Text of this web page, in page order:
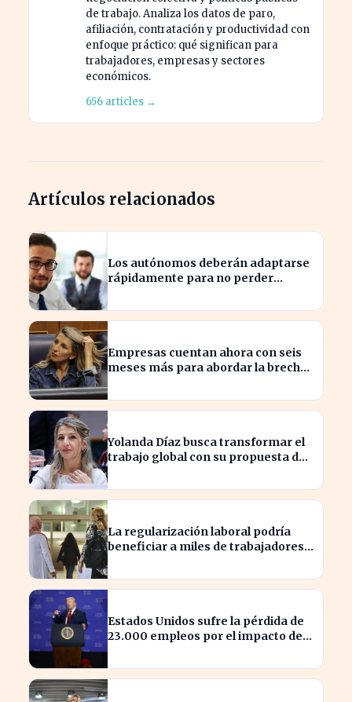
de trabajo. Analiza los datos de paro,
afiliación, contratación y productividad con
enfoque práctico: qué significan para
trabajadores, empresas y sectores
económicos.
656 articles →
Artículos relacionados
Los autónomos deberán adaptarse
rápidamente para no perder
Empresas cuentan ahora con seis
meses más para abordar la brecha
confidencialidad
Yolanda Díaz busca transformar el
trabajo global con su propuesta de
La regularización laboral podría
beneficiar a miles de trabajadores
Estados Unidos sufre la pérdida de
23.000 empleos por el impacto de